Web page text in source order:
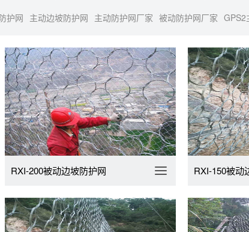
护网 主动边坡防护网 主动防护网厂家 被动防护网厂家 GPS2
RXI-200被动边坡防护网 RXI-150被动